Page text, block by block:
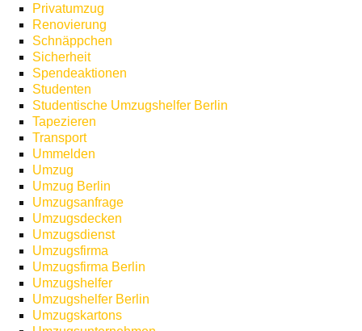
Privatumzug
Renovierung
Schnäppchen
Sicherheit
Spendeaktionen
Studenten
Studentische Umzugshelfer Berlin
Tapezieren
Transport
Ummelden
Umzug
Umzug Berlin
Umzugsanfrage
Umzugsdecken
Umzugsdienst
Umzugsfirma
Umzugsfirma Berlin
Umzugshelfer
Umzugshelfer Berlin
Umzugskartons